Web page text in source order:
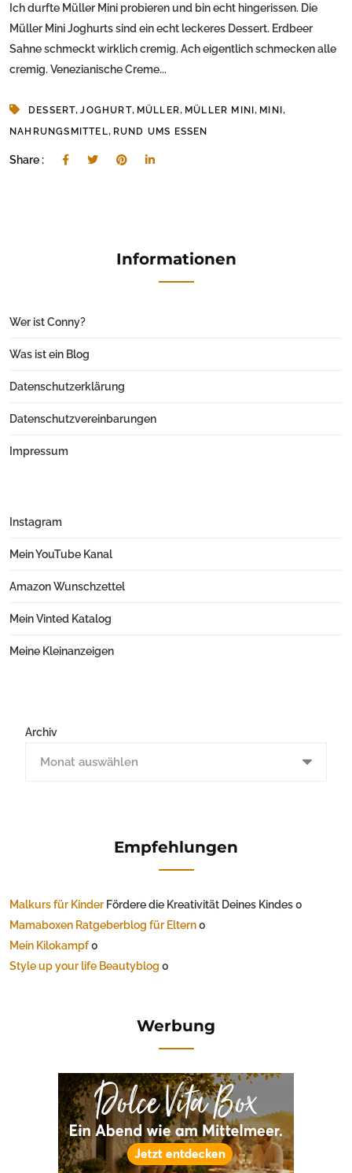
Ich durfte Müller Mini probieren und bin echt hingerissen. Die
Müller Mini Joghurts sind ein echt leckeres Dessert. Erdbeer
Sahne schmeckt wirklich cremig. Ach eigentlich schmecken alle
cremig. Venezianische Creme...
DESSERT,JOGHURT, MÜLLER, MÜLLER MINI, MINI,
NAHRUNGSMITTEL, RUND UMS ESSEN
Share :
Informationen
Wer ist Conny?
Was ist ein Blog
Datenschutzerklärung
Datenschutzvereinbarungen
Impressum
Instagram
Mein YouTube Kanal
Amazon Wunschzettel
Mein Vinted Katalog
Meine Kleinanzeigen
Archiv
Empfehlungen
Malkurs für Kinder Fördere die Kreativität Deines Kindes 0
Mamaboxen Ratgeberblog für Eltern0
Mein Kilokampf0
Style up your life Beautyblog 0
Werbung